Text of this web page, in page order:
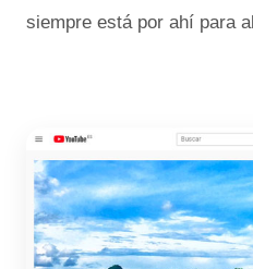
siempre está por ahí para